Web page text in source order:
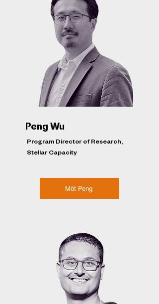
Peng Wu
Program Director of Research,
Stellar Capacity
Möt Peng